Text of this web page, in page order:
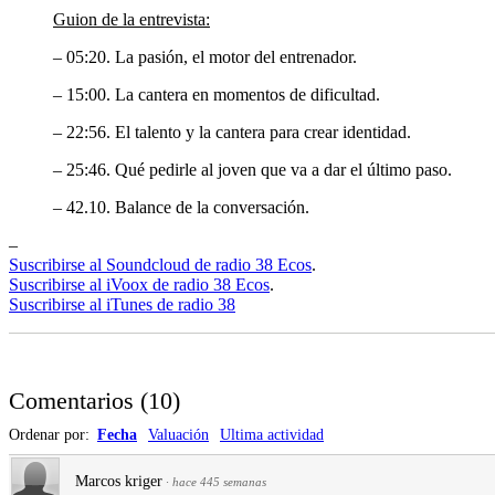
Guion de la entrevista:
– 05:20. La pasión, el motor del entrenador.
– 15:00. La cantera en momentos de dificultad.
– 22:56. El talento y la cantera para crear identidad.
– 25:46. Qué pedirle al joven que va a dar el último paso.
– 42.10. Balance de la conversación.
–
Suscribirse al Soundcloud de radio 38 Ecos.
Suscribirse al iVoox de radio 38 Ecos.
Suscribirse al iTunes de radio 38
Comentarios (10)
Ordenar por: Fecha Valuación Ultima actividad
Marcos kriger · hace 445 semanas